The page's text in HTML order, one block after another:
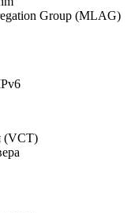
Group (MLAG)
(VCT)